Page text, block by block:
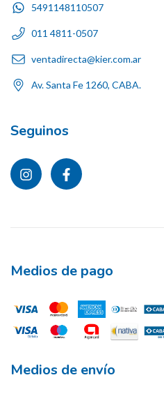
5491148110507
011 4811-0507
ventadirecta@kier.com.ar
Av. Santa Fe 1260, CABA.
Seguinos
Medios de pago
Medios de envío